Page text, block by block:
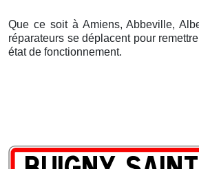
Que ce soit à Amiens, Abbeville,
réparateurs se déplacent pour
état de fonctionnement.